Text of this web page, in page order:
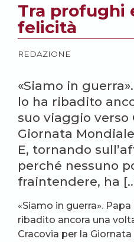
Tra profughi
felicità
REDAZIONE
«Siamo in
lo ha ribadito
suo viaggio verso
Giornata
E, tornando
perché nessuno
fraintendere, ha
«Siamo in guerra».
ribadito ancora una
Cracovia per la